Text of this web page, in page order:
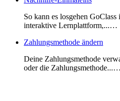
So kann es losgehen GoClass
interaktive Lernplattform,...…
Zahlungsmethode ändern
Deine Zahlungsmethode
oder die Zahlungsmethode...…